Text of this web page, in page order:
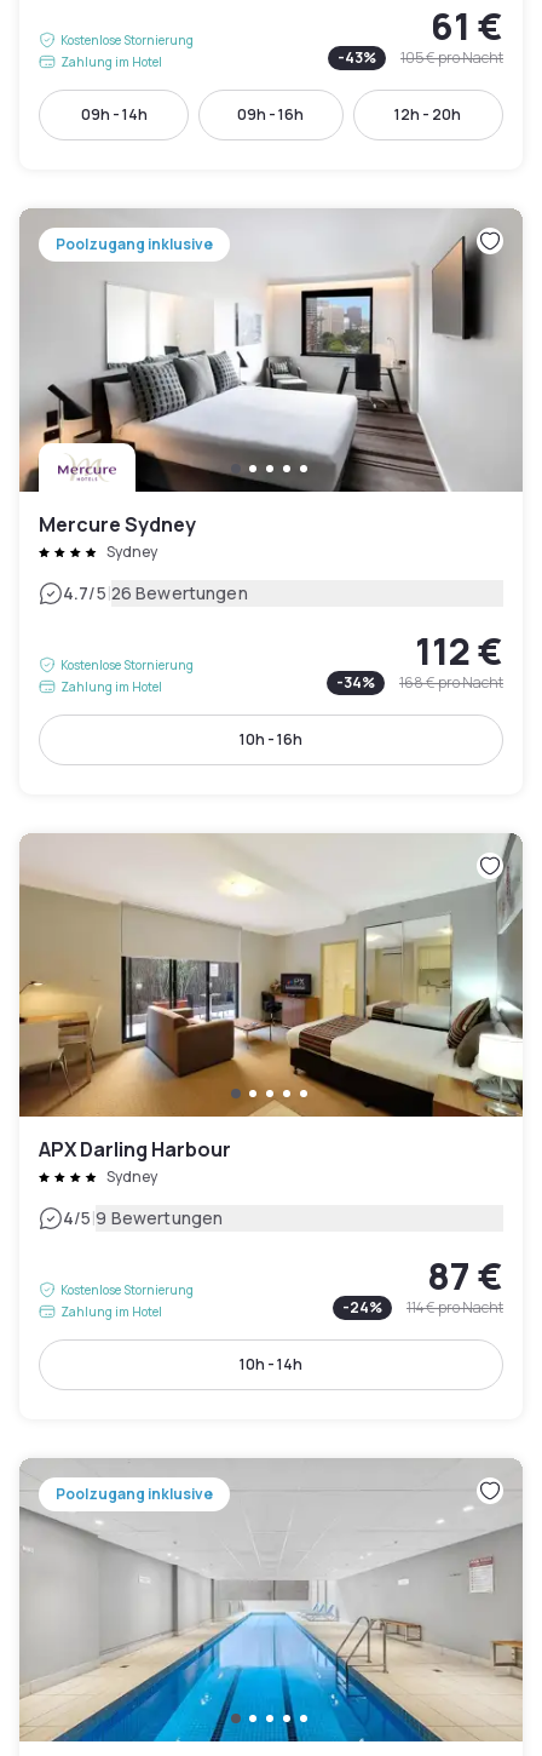
Kostenlose Stornierung
Zahlung im Hotel
61 €
-43% 105 €pro Nacht
09h - 14h 09h - 16h 12h - 20h
Poolzugang inklusive
Mercure Sydney
Sydney
4.7/5|26 Bewertungen
Kostenlose Stornierung
Zahlung im Hotel
112 €
-34% 168 €pro Nacht
10h - 16h
APX Darling Harbour
Sydney
4/5|9 Bewertungen
Kostenlose Stornierung
Zahlung im Hotel
87 €
-24% 114 €pro Nacht
10h - 14h
Poolzugang inklusive